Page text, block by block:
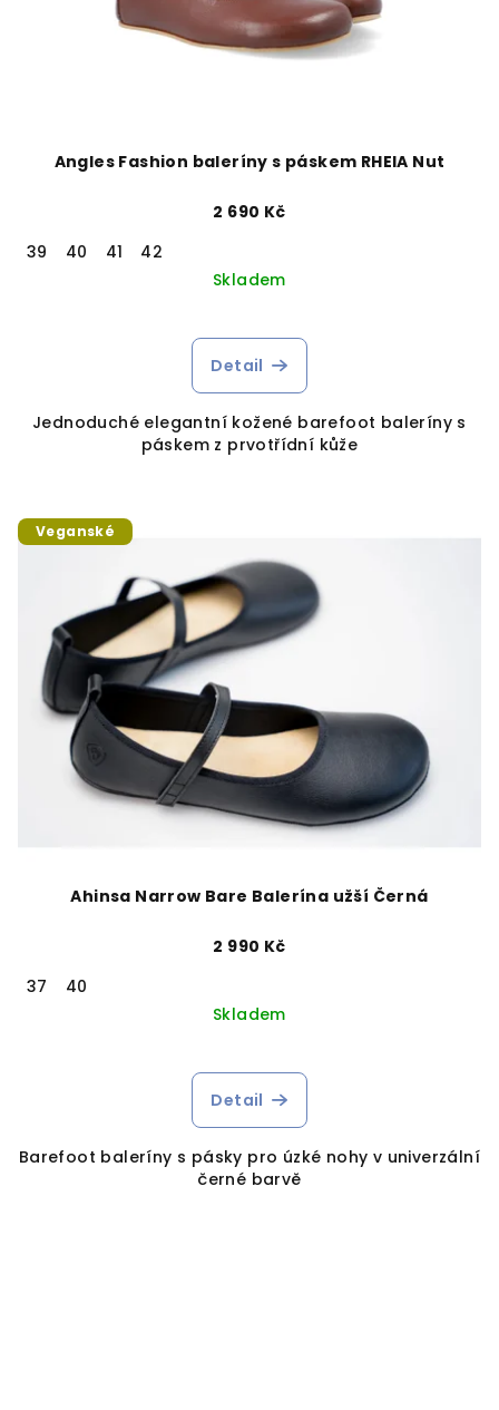
Angles Fashion baleríny s páskem RHEIA Nut
2 690 Kč
39
40 41
42
Skladem
Detail
Jednoduché elegantní kožené barefoot baleríny s
páskem z prvotřídní kůže
Veganské
Ahinsa Narrow Bare Balerína užší Černá
2 990 Kč
37
40
Skladem
Detail
Barefoot baleríny s pásky pro úzké nohy v univerzální
černé barvě